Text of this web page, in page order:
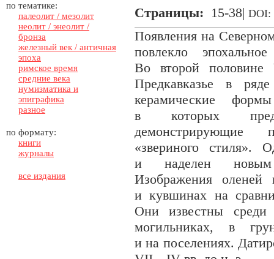
по тематике:
палеолит / мезолит
неолит / энеолит /
бронза
железный век / античная
эпоха
римское время
средние века
нумизматика и
эпиграфика
разное
по формату:
книги
журналы
все издания
Страницы: 15-38| DOI:
Появления на
повлекло
Во второй
Предкавказье в
керамические
в которых
демонстрирующие
«звериного стиля».
и наделен новым
Изображения оленей
и кувшинах на
Они известны среди
могильниках, в
и на поселениях.